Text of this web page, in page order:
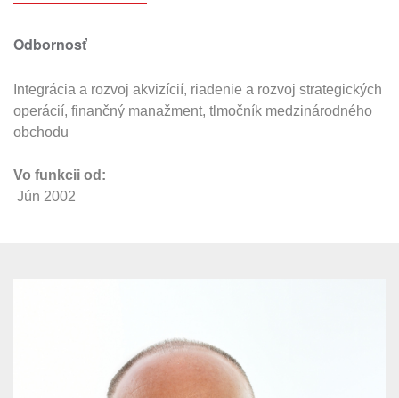
Odbornosť
Integrácia a rozvoj akvizícií, riadenie a rozvoj strategických
operácií, finančný manažment, tlmočník medzinárodného
obchodu
Vo funkcii od:
Jún 2002